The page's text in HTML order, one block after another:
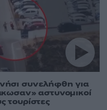
συνελήφθη για
αστυνομικοί
τουρίστες